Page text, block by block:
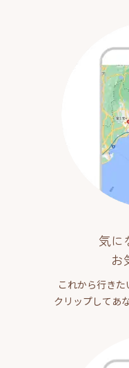
気に
お
これから行き
クリップしてあ